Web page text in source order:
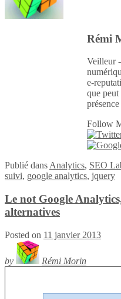
Rémi
Veilleur
e-
que
Follow
Publié dans Analytics, SEO
suivi, google analytics, jquery
Le not Google
alternatives
Posted on 11 janvier 2013
by Rémi Morin